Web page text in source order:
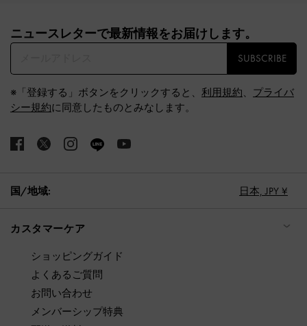
ニュースレターで最新情報をお届けします。​
SUBSCRIBE
※「登録する」ボタンをクリックすると、 利用規約、 プライバ
シー規約に同意したものとみなします。
国/地域: 日本, JPY ¥
カスタマーケア
ショッピングガイド
よくあるご質問
お問い合わせ
メンバーシップ特典